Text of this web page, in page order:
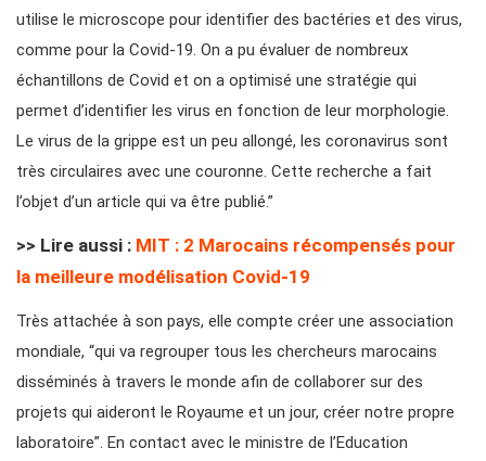
utilise le microscope pour identifier des bactéries et des virus,
comme pour la Covid-19. On a pu évaluer de nombreux
échantillons de Covid et on a optimisé une stratégie qui
permet d’identifier les virus en fonction de leur morphologie.
Le virus de la grippe est un peu allongé, les coronavirus sont
très circulaires avec une couronne. Cette recherche a fait
l’objet d’un article qui va être publié.”
>> Lire aussi : MIT : 2 Marocains récompensés pour
la meilleure modélisation Covid-19
Très attachée à son pays, elle compte créer une association
mondiale, “qui va regrouper tous les chercheurs marocains
disséminés à travers le monde afin de collaborer sur des
projets qui aideront le Royaume et un jour, créer notre propre
laboratoire”. En contact avec le ministre de l’Education